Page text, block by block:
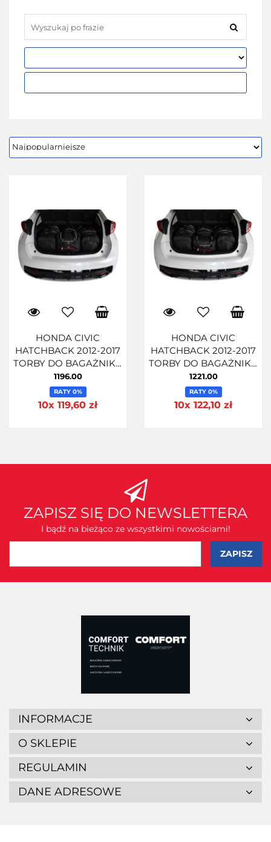
HONDA CIVIC
HATCHBACK 2012-2017
TORBY DO BAGAŻNIKA
4 SZT
1196.00
RATY 0%
10x 119,60 zł
HONDA CIVIC
HATCHBACK 2012-2017
TORBY DO BAGAŻNIKA
4 SZT
1221.00
RATY 0%
10x 122,10 zł
ZAPISZ SIĘ DO NEWSLETTERA
I bądź na bieżąco ze wszystkimi nowościami!
INFORMACJE
O SKLEPIE
REGULAMIN
DANE ADRESOWE